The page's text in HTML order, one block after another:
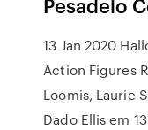
13 Jan 2020
Action Figures
Loomis, Laurie
Dado Ellis em